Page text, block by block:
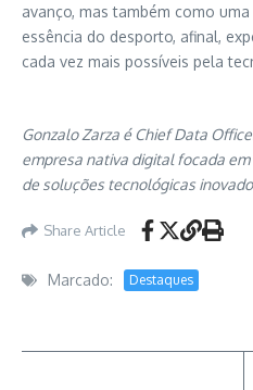
avanço, mas também como
essência do desporto, afinal,
cada vez mais possíveis pela
Gonzalo Zarza é Chief Data
empresa nativa digital focada
de soluções tecnológicas
Share Article
Marcado: Destaques